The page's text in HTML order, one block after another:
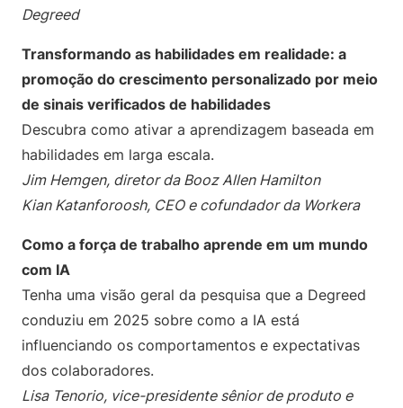
Degreed
Transformando as habilidades em realidade: a
promoção do crescimento personalizado por meio
de sinais verificados de habilidades
Descubra como ativar a aprendizagem baseada em
habilidades em larga escala.
Jim Hemgen, diretor da Booz Allen Hamilton
Kian Katanforoosh, CEO e cofundador da Workera
Como a força de trabalho aprende em um mundo
com IA
Tenha uma visão geral da pesquisa que a Degreed
conduziu em 2025 sobre como a IA está
influenciando os comportamentos e expectativas
dos colaboradores.
Lisa Tenorio, vice-presidente sênior de produto e